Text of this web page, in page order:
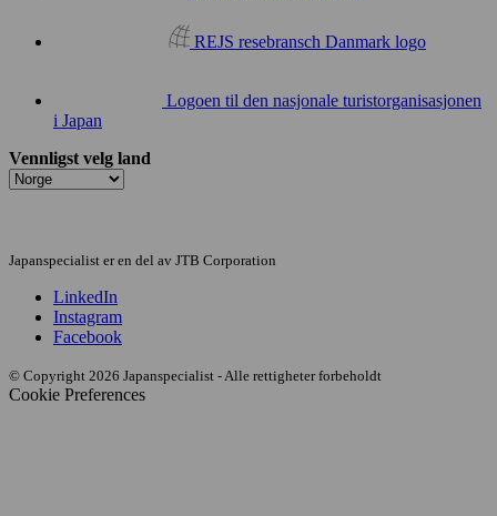
REJS resebransch Danmark logo
Logoen til den nasjonale turistorganisasjonen
i Japan
Vennligst velg land
Japanspecialist er en del av JTB Corporation
LinkedIn
Instagram
Facebook
© Copyright 2026 Japanspecialist - Alle rettigheter forbeholdt
Cookie Preferences